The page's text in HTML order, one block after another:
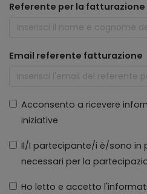
Referente per la fatturazione
Email referente fatturazione
Acconsento a ricevere
iniziative
Il/I partecipante/i è/sono in
necessari per la
Ho letto e accetto